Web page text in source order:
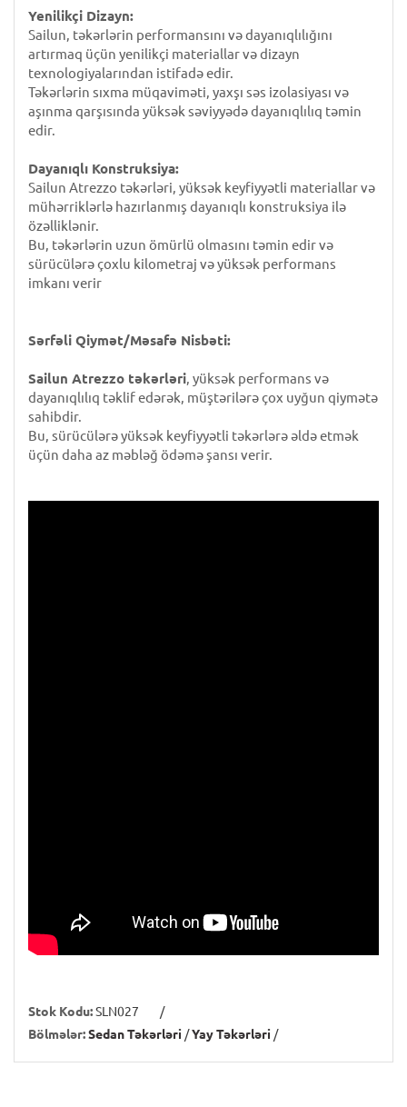
Yenilikçi Dizayn:
Sailun, təkərlərin performansını və dayanıqlılığını
artırmaq üçün yenilikçi materiallar və dizayn
texnologiyalarından istifadə edir.
Təkərlərin sıxma müqaviməti, yaxşı səs izolasiyası və
aşınma qarşısında yüksək səviyyədə dayanıqlılıq təmin
edir.
Dayanıqlı Konstruksiya:
Sailun Atrezzo təkərləri, yüksək keyfiyyətli materiallar və
mühərriklərlə hazırlanmış dayanıqlı konstruksiya ilə
özəlliklənir.
Bu, təkərlərin uzun ömürlü olmasını təmin edir və
sürücülərə çoxlu kilometraj və yüksək performans
imkanı verir
Sərfəli Qiymət/Məsafə Nisbəti:
Sailun Atrezzo təkərləri, yüksək performans və
dayanıqlılıq təklif edərək, müştərilərə çox uyğun qiymətə
sahibdir.
Bu, sürücülərə yüksək keyfiyyətli təkərlərə əldə etmək
üçün daha az məbləğ ödəmə şansı verir.
Stok Kodu:SLN027
/
Bölmələr:Sedan Təkərləri /Yay Təkərləri /